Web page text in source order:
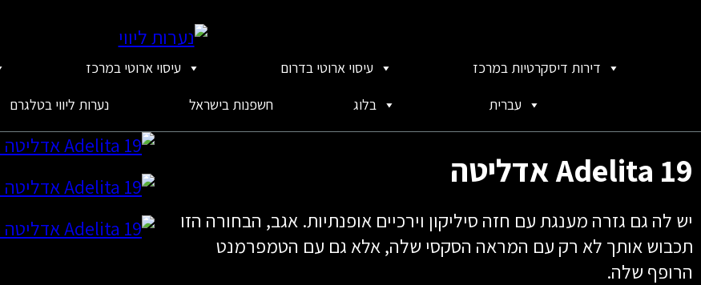
עיסוי ארוטי במרכז עיסוי ארוטי בדרום
דירות דיסקרטיות במרכז
נערות ליווי בטלגרם חשפנות בישראל בלוג עברית
Adelita 19 אדליטה
יש לה גם גזרה מענגת עם חזה סיליקון וירכיים אופנתיות. אגב, הבחורה הזו
תכבוש אותך לא רק עם המראה הסקסי שלה, אלא גם עם הטמפרמנט
הרופף שלה.